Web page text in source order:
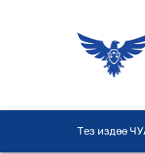
Тез издөө